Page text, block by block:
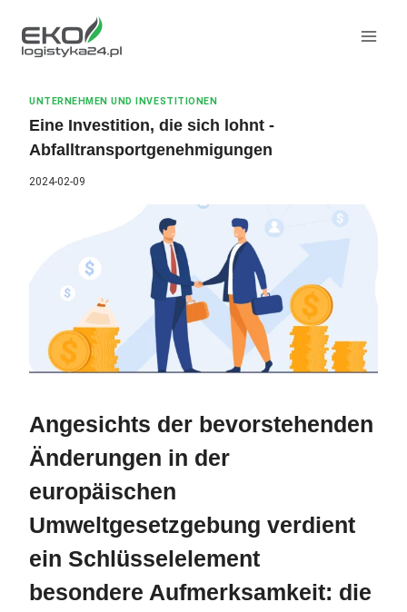
Inhalt
springen
UNTERNEHMEN UND INVESTITIONEN
Eine Investition, die sich lohnt -
Abfalltransportgenehmigungen
2024-02-09
Angesichts der bevorstehenden
Änderungen in der
europäischen
Umweltgesetzgebung verdient
ein Schlüsselelement
besondere Aufmerksamkeit: die